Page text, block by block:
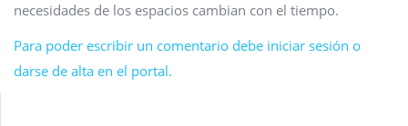
necesidades de los espacios cambian con el tiempo.
Para poder escribir un comentario debe iniciar sesión o
darse de alta en el portal.